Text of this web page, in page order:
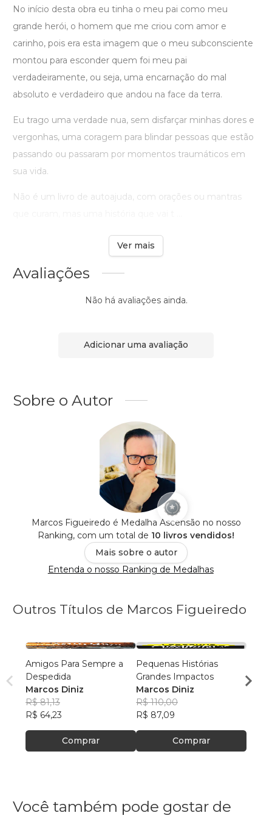
No início desta obra eu tinha o meu pai como meu
grande herói, o homem que me criou com amor e
carinho, pois era esta imagem que o meu subconsciente
montou para esconder quem foi meu pai
verdadeiramente, ou seja, uma encarnação do mal
absoluto e verdadeiro que andou na face da terra.
Eu trago uma verdade nua, sem disfarçar minhas dores e
vergonhas, uma coragem para blindar pessoas que estão
passando ou passaram por momentos traumáticos em
sua vida.
Não é um livro de autoajuda, com orações ou mantras
Ver mais
Avaliações
Não há avaliações ainda.
Adicionar uma avaliação
Sobre o Autor
Marcos Figueiredo é Medalha Ascensão no nosso
Ranking, com um total de 10 livros vendidos!
Mais sobre o autor
Entenda o nosso Ranking de Medalhas
Outros Títulos de Marcos Figueiredo
Amigos Para Sempre a
Despedida
Marcos Diniz
R$ 81,13
R$ 64,23
Comprar
Pequenas Histórias
Grandes Impactos
Marcos Diniz
R$ 110,00
R$ 87,09
Comprar
R$
Você também pode gostar de